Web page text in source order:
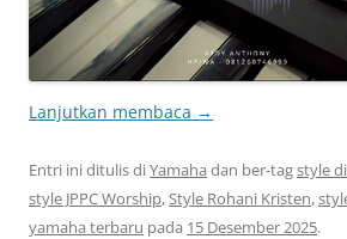
Lanjutkan membaca →
Entri ini ditulis diYamaha dan ber-tagstyle
style JPPC Worship,Style Rohani Kristen,
yamaha terbaru pada 15 Desember 2025.